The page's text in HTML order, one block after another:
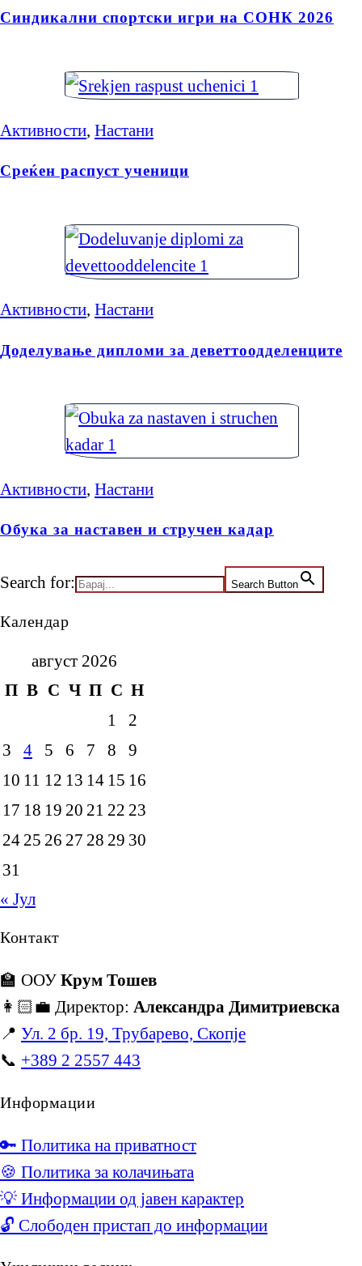
Синдикални спортски игри на СОНК 2026
Активности Настани
Среќен распуст ученици
Активности, Настани
Доделување дипломи за деветтоодделенците
Активности, Настани
Обука за наставен и стручен кадар
Search for: Search Button
Календар
август 2026
П В С Ч П С Н
1
2
3
4 5 6 7 8
9
10 11 12 13 14 15 16
17 18 19 20 21 22 23
24 25 26 27 28 29 30
31
« Јул
Контакт
🏫 ООУ Крум Тошев
👩🏻‍💼 Директор: Александра Димитриевска
📍 Ул. 2 бр. 19, Трубарево, Скопје
📞 +389 2 2557 443
Информации
🔑 Политика на приватност
🍪 Политика за колачињата
💡 Информации од јавен карактер
🔓 Слободен пристап до информации